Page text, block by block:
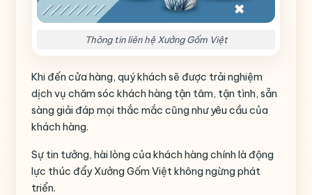
Thông tin liên hệ Xưởng Gốm Việt
Khi đến cửa hàng, quý khách sẽ được trải nghiệm
dịch vụ chăm sóc khách hàng tận tâm, tận tình, sẵn
sàng giải đáp mọi thắc mắc cũng như yêu cầu của
khách hàng.
Sự tin tưởng, hài lòng của khách hàng chính là động
lực thúc đẩy Xưởng Gốm Việt không ngừng phát
triển.